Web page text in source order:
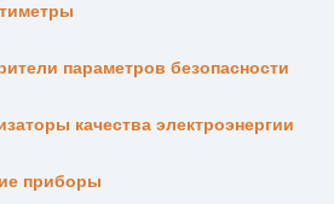
параметров безопасности
качества электроэнергии
приборы